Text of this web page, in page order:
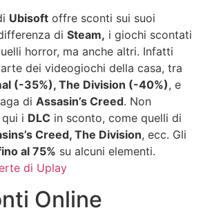
Ubisoft offre sconti sui suoi
di Steam, i giochi scontati
horror, ma anche altri. Infatti
dei videogiochi della casa, tra
(-35%), The Division (-40%), e
di Assasin’s Creed. Non
i DLC in sconto, come quelli di
Creed, The Division, ecc. Gli
al 75% su alcuni elementi.
di Uplay
Online